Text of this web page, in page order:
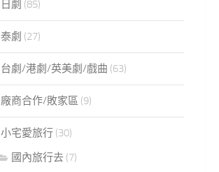
日劇 (85)
泰劇 (27)
台劇/港劇/英美劇/戲曲 (63)
廠商合作/敗家區 (9)
小宅愛旅行 (30)
國內旅行去 (7)